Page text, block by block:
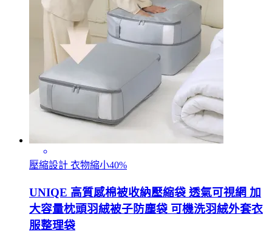
壓縮設計 衣物縮小40%
UNIQE 高質感棉被收納壓縮袋 透氣可視網 加
大容量枕頭羽絨被子防塵袋 可機洗羽絨外套衣
服整理袋